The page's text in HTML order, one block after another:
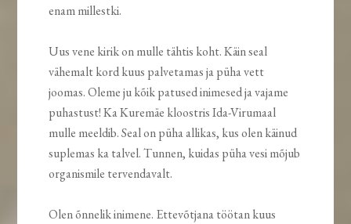
enam millestki.
Uus vene kirik on mulle tähtis koht. Käin seal
vähemalt kord kuus palvetamas ja püha vett
joomas. Oleme ju kõik patused inimesed ja vajame
puhastust! Ka Kuremäe kloostris Ida-Virumaal
mulle meeldib. Seal on püha allikas, kus olen käinud
suplemas ka talvel. Tunnen, kuidas püha vesi mõjub
organismile tervendavalt.
Olen õnnelik inimene. Ettevõtjana töötan kuus